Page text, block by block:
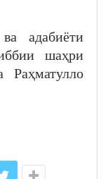
адабиёти
шаҳри